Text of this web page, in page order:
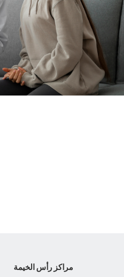
مراكز رأس الخيمة